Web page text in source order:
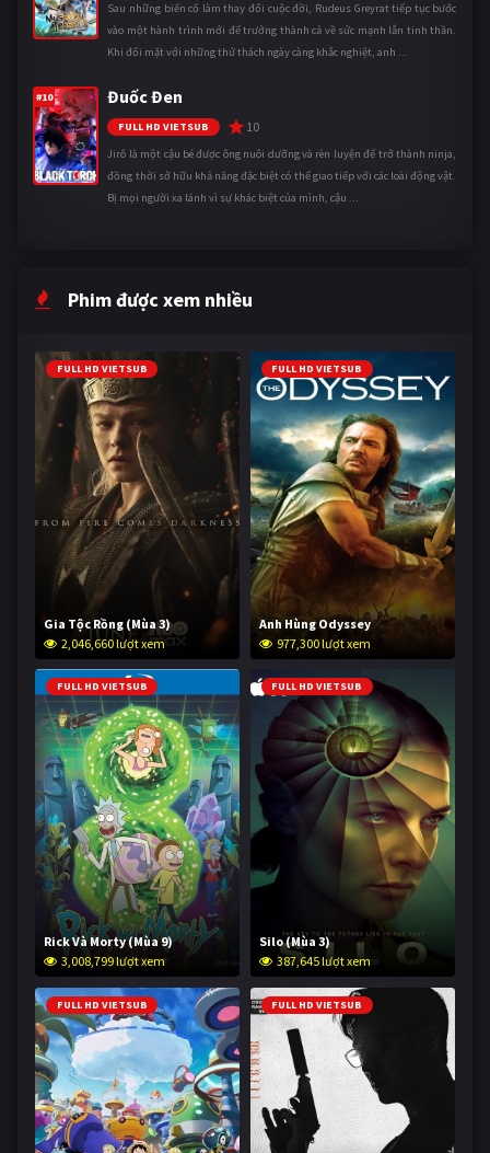
Sau những biến cố làm thay đổi cuộc đời, Rudeus Greyrat tiếp tục bước
vào một hành trình mới để trưởng thành cả về sức mạnh lẫn tinh thần.
Khi đối mặt với những thử thách ngày càng khắc nghiệt, anh ...
#10 Đuốc Đen
FULL HD VIETSUB 10
Jirô là một cậu bé được ông nuôi dưỡng và rèn luyện để trở thành ninja,
đồng thời sở hữu khả năng đặc biệt có thể giao tiếp với các loài động vật.
Bị mọi người xa lánh vì sự khác biệt của mình, cậu ...
Phim được xem nhiều
FULL HD VIETSUB
Gia Tộc Rồng (Mùa 3)
2,046,660 lượt xem
FULL HD VIETSUB
Anh Hùng Odyssey
977,300 lượt xem
FULL HD VIETSUB
Rick Và Morty (Mùa 9)
3,008,799 lượt xem
FULL HD VIETSUB
Silo (Mùa 3)
387,645 lượt xem
FULL HD VIETSUB FULL HD VIETSUB